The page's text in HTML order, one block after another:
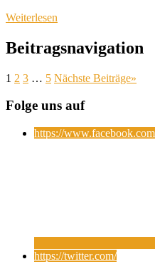
Weiterlesen
Beitragsnavigation
1 2 3 … 5 Nächste Beiträge»
Folge uns auf
https://
https://twitter.com/